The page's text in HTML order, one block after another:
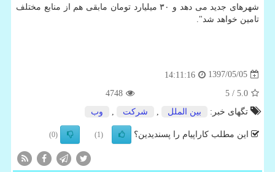
شهرهای جدید می دهد و ۳۰ میلیارد تومان مابقی هم از منابع مختلف
تامین خواهد شد".
1397/05/05
14:11:16
5.0
/ 5
4748
تگهای خبر:
بین الملل شركت وب
این مطلب کاراپیام را پسندیدین؟ (1)
(0)